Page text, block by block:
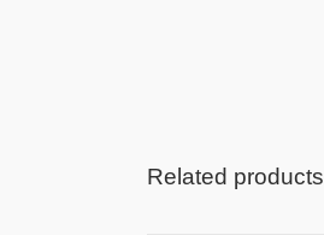
Related products